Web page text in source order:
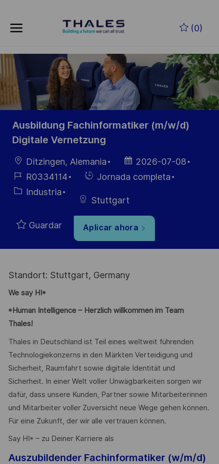
(0)
-
Ausbildung Fachinformatiker (m/w/d)
Digitale Vernetzung
Ubicación
Ditzingen, Alemania
Fecha de
publicación
2026-07-08
ID de
empleo
R0334114
HiringJornada completa
Categoría
Industria
Stuttgart
Guardar Aplicar ahora
Standort: Stuttgart, Germany
We say HI*
*Human Intelligence – Herzlich willkommen im Team
Thales!
Thales in Deutschland ist Teil eines weltweit führenden
Technologiekonzerns in den Märkten Verteidigung und
Sicherheit, Raumfahrt sowie digitale Identität und
Sicherheit. In einer Welt voller Unwägbarkeiten sorgen wir
dafür, dass unsere Kunden, Partner sowie Mitarbeiterinnen
und Mitarbeiter voller Zuversicht neue Wege gehen können.
Für eine Zukunft, der wir alle vertrauen können.
Say HI* – zu Deiner Karriere als
Auszubildender Fachinformatiker (w/m/d)